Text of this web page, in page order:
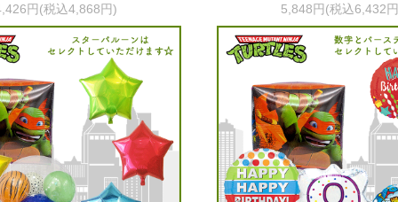
円(税込4,868円)
5,848円(税込6,432